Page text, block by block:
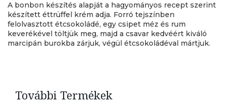
A bonbon készítés alapját a hagyományos recept szerint
készített éttrüffel krém adja. Forró tejszínben
felolvasztott étcsokoládé, egy csipet méz és rum
keverékével töltjük meg, majd a csavar kedvéért kiváló
marcipán burokba zárjuk, végül étcsokoládéval mártjuk.
További Termékek